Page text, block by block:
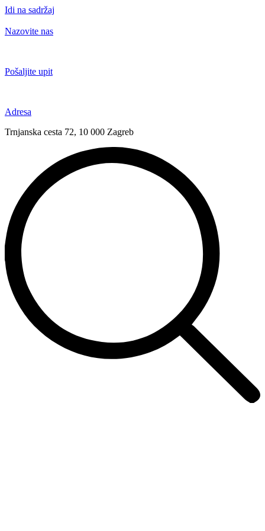
Idi na sadržaj
Nazovite nas
Pošaljite upit
Adresa
Trnjanska cesta 72, 10 000 Zagreb